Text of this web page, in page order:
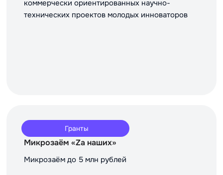
коммерчески ориентированных научно-
технических проектов молодых инноваторов
Гранты
Микрозаём «Za наших»
Микрозаём до 5 млн рублей